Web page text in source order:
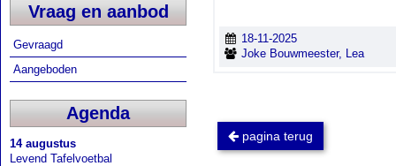
Vraag en aanbod
Gevraagd
Aangeboden
Agenda
14 augustus
Levend Tafelvoetbal
18-11-2025
Joke Bouwmeester, Lea
pagina terug